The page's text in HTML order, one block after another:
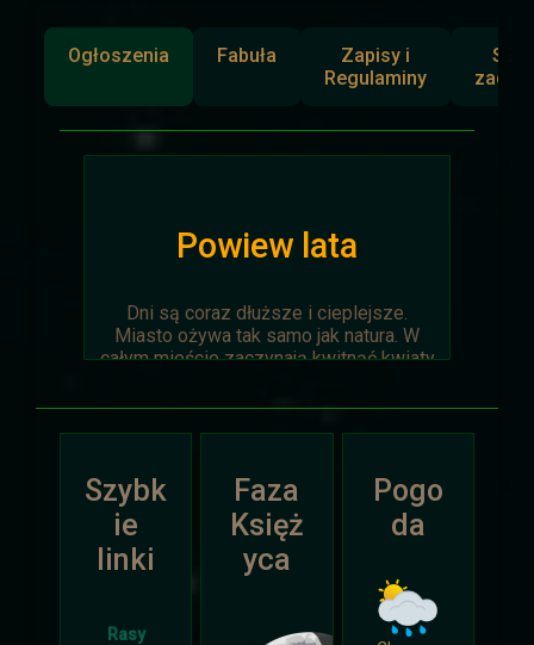
Ogłoszenia Fabuła
Zapisy i
Regulaminy
Powiew lata
Dni są coraz dłuższe i cieplejsze.
Miasto ożywa tak samo jak natura. W
całym mieście zaczynają kwitnąć kwiaty
niej udział niech napisze do
Dariusza.
Otrzyma mały upominek.
Atak Zimy i Święta
Szybk
ie
linki
Rasy
Faza
Księż
yca
Pogo
da